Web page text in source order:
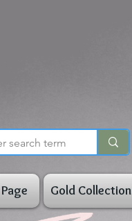
Gold Collection